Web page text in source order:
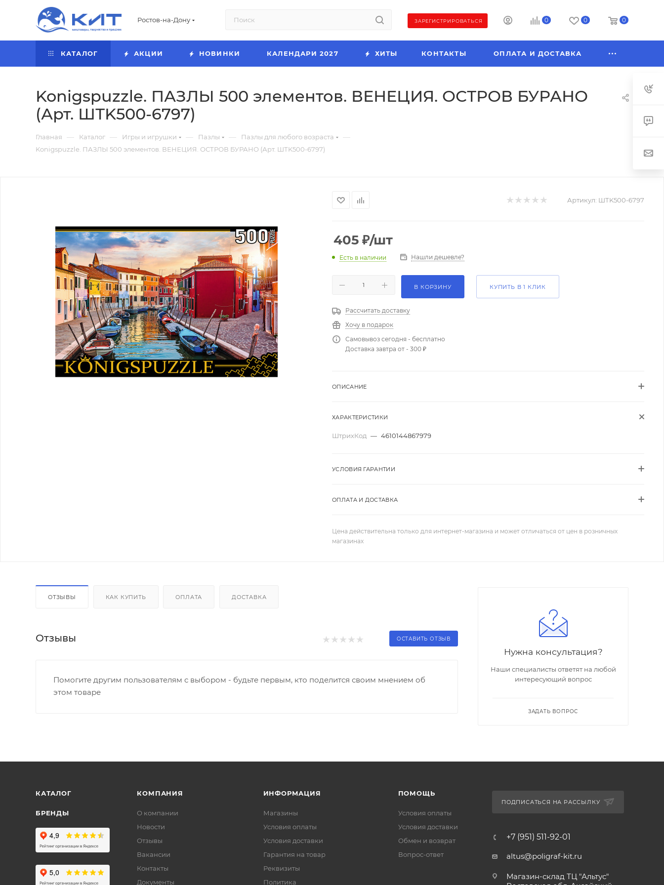
Ростов-на-Дону ЗАРЕГИСТРИРОВАТЬСЯ 0 0 0
КАТАЛОГ АКЦИИ НОВИНКИ КАЛЕНДАРИ 2027 ХИТЫ КОНТАКТЫ ОПЛАТА И ДОСТАВКА
Konigspuzzle. ПАЗЛЫ 500 элементов. ВЕНЕЦИЯ. ОСТРОВ БУРАНО
(Арт. ШТK500-6797)
Главная — Каталог — Игры и игрушки — Пазлы — Пазлы для любого возраста —
Konigspuzzle. ПАЗЛЫ 500 элементов. ВЕНЕЦИЯ. ОСТРОВ БУРАНО (Арт. ШТK500-6797)
Артикул: ШТK500-6797
405 ₽/шт
Есть в наличии Нашли дешевле?
В КОРЗИНУ КУПИТЬ В 1 КЛИК
Рассчитать доставку
Хочу в подарок
Самовывоз сегодня - бесплатно
Доставка завтра от - 300 ₽
ОПИСАНИЕ
ХАРАКТЕРИСТИКИ
ШтрихКод — 4610144867979
УСЛОВИЯ ГАРАНТИИ
ОПЛАТА И ДОСТАВКА
Цена действительна только для интернет-магазина и может отличаться от цен в розничных
магазинах
ОТЗЫВЫ КАК КУПИТЬ ОПЛАТА ДОСТАВКА
Отзывы ОСТАВИТЬ ОТЗЫВ
Помогите другим пользователям с выбором - будьте первым, кто поделится своим мнением об
этом товаре
Нужна консультация?
Наши специалисты ответят на любой
интересующий вопрос
ЗАДАТЬ ВОПРОС
КАТАЛОГ
БРЕНДЫ
КОМПАНИЯ
О компании
Новости
Отзывы
Вакансии
Контакты
Документы
ИНФОРМАЦИЯ
Магазины
Условия оплаты
Условия доставки
Гарантия на товар
Реквизиты
Политика
ПОМОЩЬ
Условия оплаты
Условия доставки
Обмен и возврат
Вопрос-ответ
ПОДПИСАТЬСЯ НА РАССЫЛКУ
+7 (951) 511-92-01
altus@poligraf-kit.ru
Магазин-склад ТЦ "Альтус"